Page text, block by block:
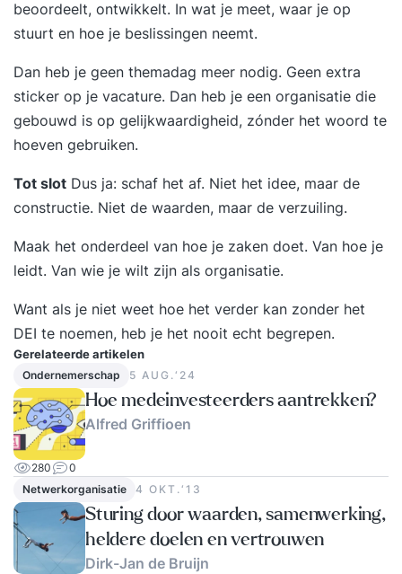
de training blijft Supertrainer voor je klaarstaan.
Daarnaast mag je gebruik blijven maken van ons,
we beantwoorden elke vraag voor je en je mag
ons altijd bellen. Ook bellen wij jou zo nu en dan
eens op om te vragen hoe het gaat. We willen
training. Vragen aan Supertrainer?Heb je een
vraag die nog niet is beantwoord? Vraag dan de
gratis brochure aan. Zo kunnen we contact met je
opnemen en je verder helpen. Hopelijk tot snel!
beoordeelt, ontwikkelt. In wat je meet, waar je op
stuurt en hoe je beslissingen neemt.
Dan heb je geen themadag meer nodig. Geen extra
sticker op je vacature. Dan heb je een organisatie die
gebouwd is op gelijkwaardigheid, zónder het woord te
hoeven gebruiken.
Tot slot Dus ja: schaf het af. Niet het idee, maar de
constructie. Niet de waarden, maar de verzuiling.
Maak het onderdeel van hoe je zaken doet. Van hoe je
leidt. Van wie je wilt zijn als organisatie.
Want als je niet weet hoe het verder kan zonder het
DEI te noemen, heb je het nooit echt begrepen.
Gerelateerde artikelen
Ondernemerschap 5 AUG.‘24
Hoe medeinvesteerders aantrekken?
Alfred Griffioen
280
0
Netwerkorganisatie
4 OKT.‘13
Sturing door waarden, samenwerking,
heldere doelen en vertrouwen
Dirk-Jan de Bruijn